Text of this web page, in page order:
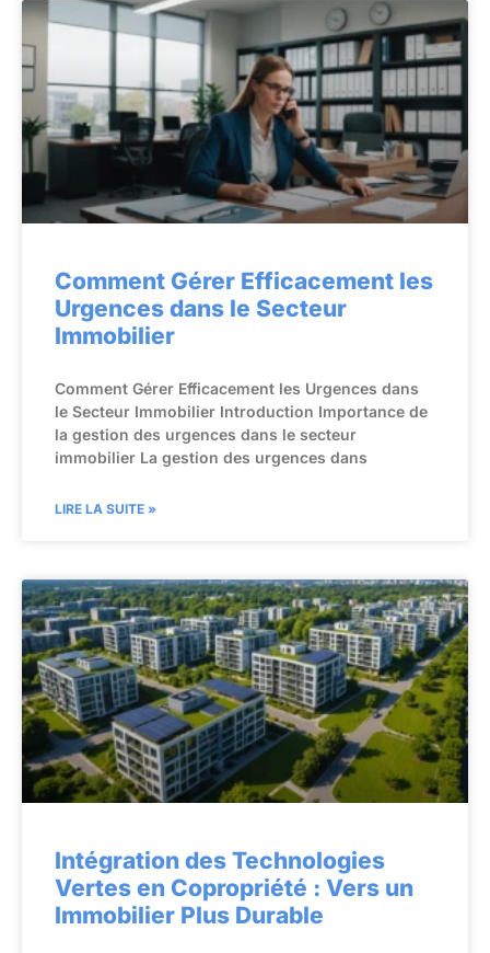
Comment Gérer Efficacement les
Urgences dans le Secteur
Immobilier
Comment Gérer Efficacement les Urgences dans
le Secteur Immobilier Introduction Importance de
la gestion des urgences dans le secteur
immobilier La gestion des urgences dans
LIRE LA SUITE »
Intégration des Technologies
Vertes en Copropriété : Vers un
Immobilier Plus Durable